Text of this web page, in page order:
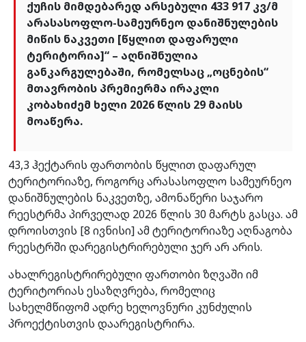
ქუჩის მიმდებარედ არსებული 433 917 კვ/მ
არასასოფლო-სამეურნეო დანიშნულების
მიწის ნაკვეთი [წყლით დაფარული
ტერიტორია]“ – აღნიშნულია
განკარგულებაში, რომელსაც „ოცნების“
მთავრობის პრემიერმა ირაკლი
კობახიძემ ხელი 2026 წლის 29 მაისს
მოაწერა.
43,3 ჰექტარის ფართობის წყლით დაფარულ
ტერიტორიაზე, როგორც არასასოფლო სამეურნეო
დანიშნულების ნაკვეთზე, ამონაწერი საჯარო
რეესტრმა პირველად 2026 წლის 30 მარტს გასცა. ამ
დროისთვის [8 ივნისი] ამ ტერიტორიაზე აღნაგობა
რეესტრში დარეგისტრირებული ჯერ არ არის.
ახალრეგისტრირებული ფართობი ზღვაში იმ
ტერიტორიას ესაზღვრება, რომელიც
სახელმწიფომ ადრე ხელოვნური კუნძულის
პროექტისთვის დაარეგისტრირა.